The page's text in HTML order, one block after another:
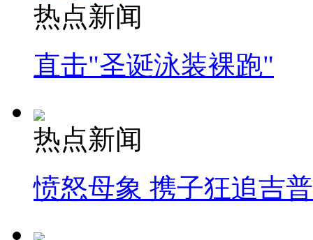
热点新闻
直击"圣诞泳装裸跑"
热点新闻
愤怒母象 携子狂追吉